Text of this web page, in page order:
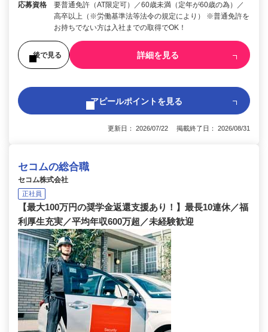
応募資格
要普通免許（AT限定可）／60歳未満（定年が60歳の為）／
高卒以上（※労働基準法等法令の規定により） ※普通免許を
お持ちでない方は入社までの取得でOK！
後で見る 詳細を見る
アピールポイントを見る
更新日： 2026/07/22 掲載終了日： 2026/08/31
セコムの総合職
セコム株式会社
正社員
【最大100万円の奨学金返還支援あり！】最長10連休／福
利厚生充実／平均年収600万超／未経験歓迎